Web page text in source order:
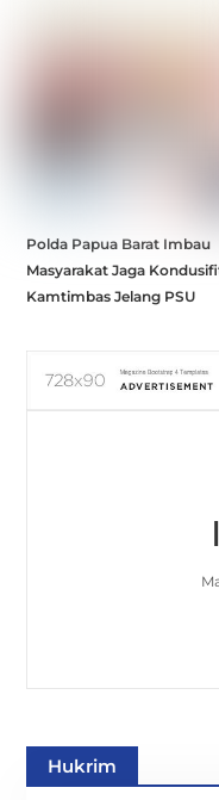
Polda Papua Barat Imbau
Masyarakat Jaga
Kamtimbas Jelang PSU
Hukrim